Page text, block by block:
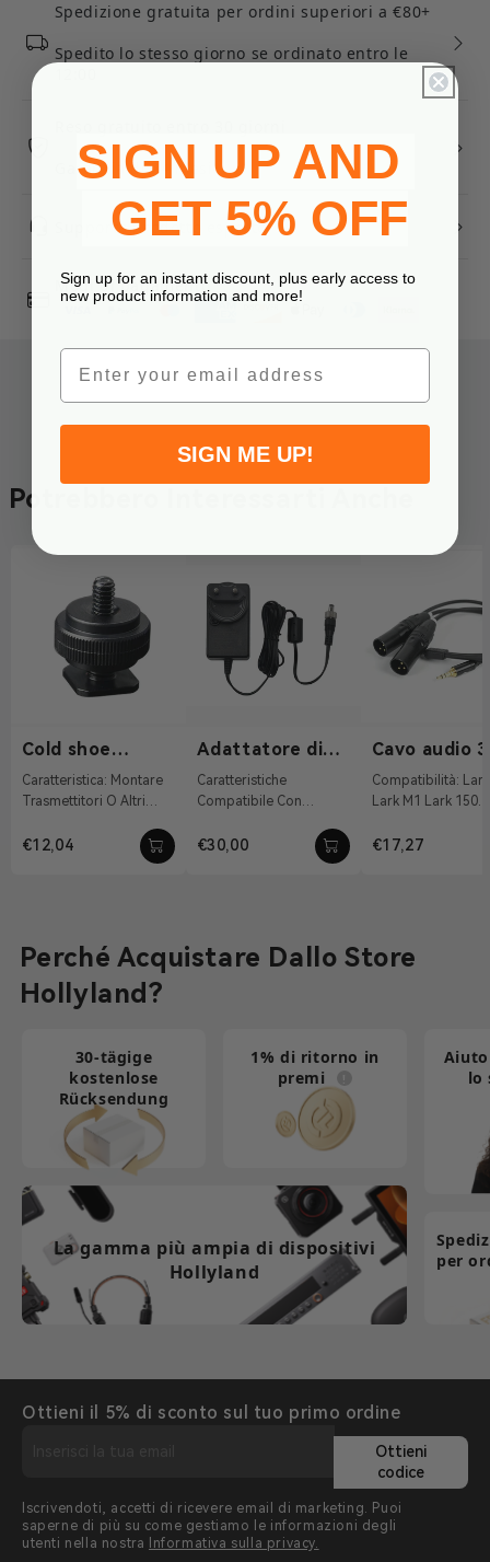
Spedizione gratuita per ordini superiori a €80+
Spedito lo stesso giorno se ordinato entro le
Garanzia di 24 mesi
Supporto prodotto esperto
Modi di pagamento
Potrebbero Interessarti Anche
Cold shoe
1/4"-20
Caratteristica: Montare
Trasmettitori O Altri
Lega Di Alluminio Peso:
€12,04
Adattatore di
alimentazione
DC 12V/2A
Caratteristiche
Compatibile Con
Wireless, Pyro S, Pyro H
€30,00
Cavo audio
mm a XLR
doppio
Compatibilità: Lark Max
Lark M1 Lark 150
Converte
€17,27
Perché Acquistare Dallo Store
Hollyland?
30‑tägige
kostenlose
Rücksendung
1% di ritorno in
premi
lo
La gamma più ampia di dispositivi
Hollyland
per
Ottieni il 5% di sconto sul tuo primo ordine
Ottieni
codice
Iscrivendoti, accetti di ricevere email di marketing. Puoi
saperne di più su come gestiamo le informazioni degli
utenti nella nostra
Informativa sulla privacy.
SIGN UP AND
GET 5% OFF
Sign up for an instant discount, plus early access to
new product information and more!
Email
SIGN ME UP!